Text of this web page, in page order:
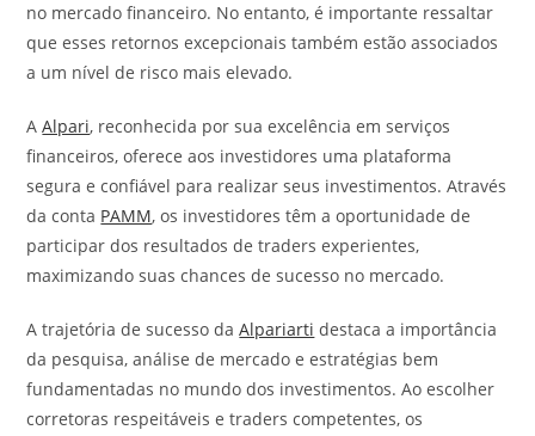
no mercado financeiro. No entanto, é importante ressaltar
que esses retornos excepcionais também estão associados
a um nível de risco mais elevado.
AAlpari, reconhecida por sua excelência em serviços
financeiros, oferece aos investidores uma plataforma
segura e confiável para realizar seus investimentos. Através
da conta PAMM, os investidores têm a oportunidade de
participar dos resultados de traders experientes,
maximizando suas chances de sucesso no mercado.
A trajetória de sucesso daAlpariarti destaca a importância
da pesquisa, análise de mercado e estratégias bem
fundamentadas no mundo dos investimentos. Ao escolher
corretoras respeitáveis e traders competentes, os